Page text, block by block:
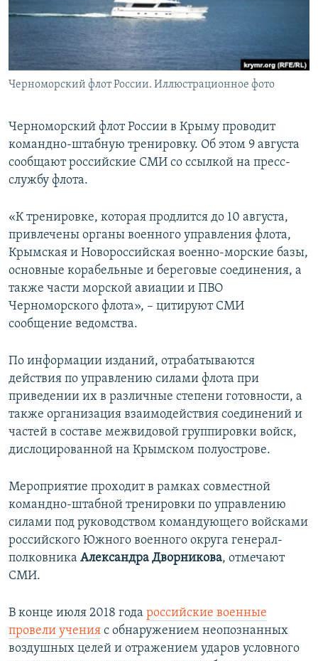
ПОБЕДИТЕЛЕЙ НЕ СУДЯТ?
КРЫМ.НЕПОКОРЕННЫЙ
ELIFBE
УКРАИНСКАЯ ПРОБЛЕМА КРЫМА
ПРИСОЕДИНЯЙТЕСЬ!
Черноморский флот России. Иллюстрационное фото
Черноморский флот России в Крыму проводит
командно-штабную тренировку. Об этом 9 августа
сообщают российские СМИ со ссылкой на пресс-
службу флота.
«К тренировке, которая продлится до 10 августа,
привлечены органы военного управления флота,
Крымская и Новороссийская военно-морские базы,
основные корабельные и береговые соединения, а
также части морской авиации и ПВО
Черноморского флота», – цитируют СМИ
сообщение ведомства.
По информации изданий, отрабатываются
действия по управлению силами флота при
приведении их в различные степени готовности, а
также организация взаимодействия соединений и
частей в составе межвидовой группировки войск,
дислоцированной на Крымском полуострове.
Мероприятие проходит в рамках совместной
командно-штабной тренировки по управлению
силами под руководством командующего войсками
российского Южного военного округа генерал-
полковника Александра Дворникова, отмечают
СМИ.
В конце июля 2018 года российские военные
провели учения с обнаружением неопознанных
воздушных целей и отражением ударов условного